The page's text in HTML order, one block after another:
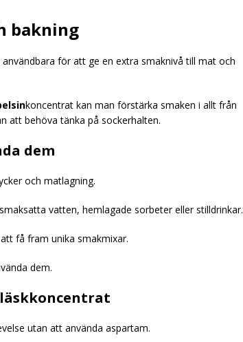
bakning
för att ge en extra smaknivå till mat och
koncentrat kan man förstärka smaken i allt från
att behöva tänka på sockerhalten.
dem
och matlagning.
vatten, hemlagade sorbeter eller stilldrinkar.
få fram unika smakmixar.
dem.
utan att använda aspartam.